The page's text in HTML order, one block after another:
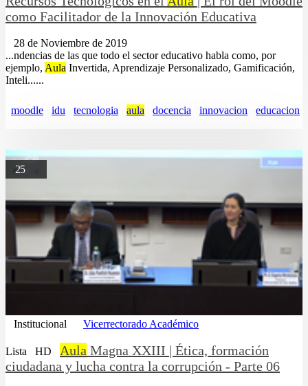
como Facilitador de la Innovación Educativa
28 de Noviembre de 2019
...ndencias de las que todo el sector educativo habla como, por
ejemplo, Aula Invertida, Aprendizaje Personalizado, Gamificación,
Inteli......
moodle idu tecnologia aula docencia innovacion educacion
25
Institucional Vicerrectorado Académico
Lista HD Aula Magna XXIII | Ética, formación
ciudadana y lucha contra la corrupción - Parte 06